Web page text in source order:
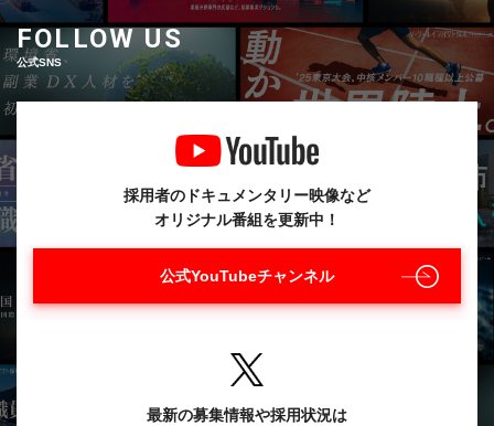
FOLLOW US
公式SNS
採用者のドキュメンタリー映像など
オリジナル番組を更新中！
公式YouTubeチャンネル
最新の募集情報や採用状況は